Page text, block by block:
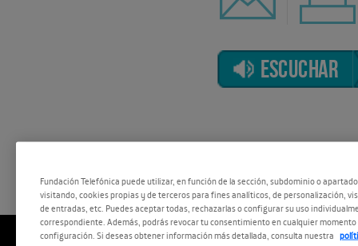
ESCUCHAR
Fundación Telefónica puede utilizar, en función de la sección, subdominio o
visitando, cookies propias y de terceros para fines analíticos, de personalización,
de entradas, etc. Puedes aceptar todas, rechazarlas o configurar su uso
correspondiente. Además, podrás revocar tu consentimiento en cualquier momento
configuración. Si deseas obtener información más detallada, consulta nuestra